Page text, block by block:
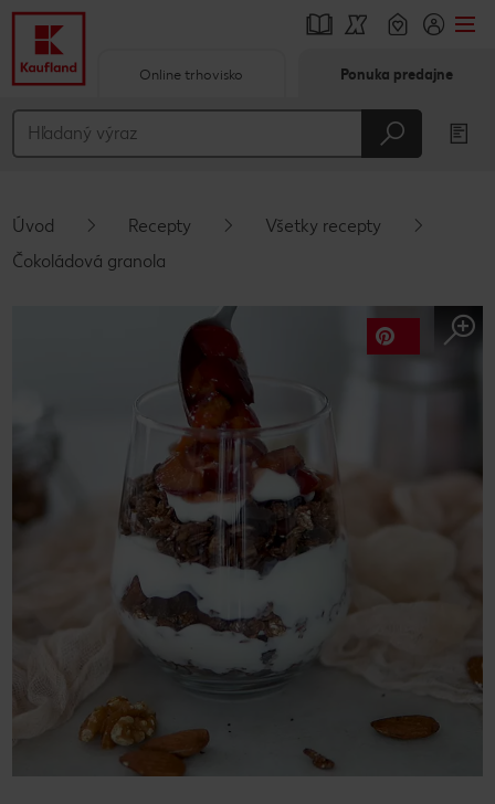
Hlavný obsah
Vyskakovací bočný panel
Online trhovisko Ponuka predajne
Úvod Recepty
Všetky recepty
Čokoládová granola